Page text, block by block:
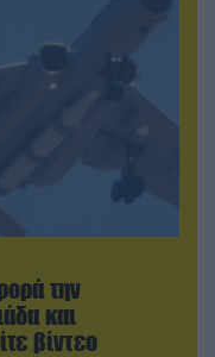
την
και
βίντεο